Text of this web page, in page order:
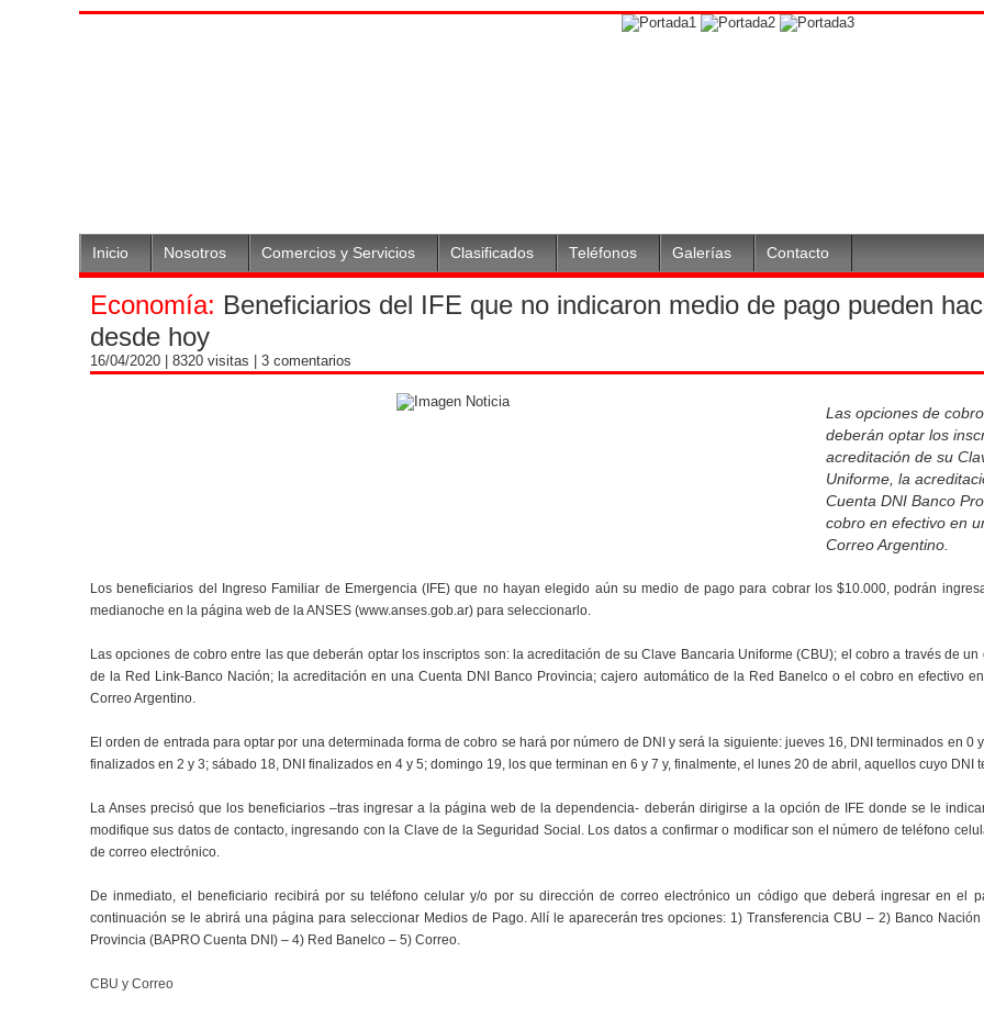
Inicio Nosotros Comercios y Servicios Clasificados Teléfonos Galerías Contacto
Economía: Beneficiarios del IFE que no indicaron medio de pago pueden
desde hoy
16/04/2020 | 8320 visitas | 3 comentarios
Las opciones de
deberán optar los
acreditación de su
Uniforme, la
Cuenta DNI Banco
cobro en efectivo en
Correo Argentino.
Los beneficiarios del Ingreso Familiar de Emergencia (IFE) que no hayan elegido aún su medio de pago para cobrar los $10.000, podrán
medianoche en la página web de la ANSES (www.anses.gob.ar) para seleccionarlo.
Las opciones de cobro entre las que deberán optar los inscriptos son: la acreditación de su Clave Bancaria Uniforme (CBU); el cobro a través de un
de la Red Link-Banco Nación; la acreditación en una Cuenta DNI Banco Provincia; cajero automático de la Red Banelco o el cobro en efectivo
Correo Argentino.
El orden de entrada para optar por una determinada forma de cobro se hará por número de DNI y será la siguiente: jueves 16, DNI terminados en 0
finalizados en 2 y 3; sábado 18, DNI finalizados en 4 y 5; domingo 19, los que terminan en 6 y 7 y, finalmente, el lunes 20 de abril, aquellos cuyo DNI
La Anses precisó que los beneficiarios –tras ingresar a la página web de la dependencia- deberán dirigirse a la opción de IFE donde se le
modifique sus datos de contacto, ingresando con la Clave de la Seguridad Social. Los datos a confirmar o modificar son el número de teléfono
de correo electrónico.
De inmediato, el beneficiario recibirá por su teléfono celular y/o por su dirección de correo electrónico un código que deberá ingresar en el
continuación se le abrirá una página para seleccionar Medios de Pago. Allí le aparecerán tres opciones: 1) Transferencia CBU – 2) Banco
Provincia (BAPRO Cuenta DNI) – 4) Red Banelco – 5) Correo.
CBU y Correo